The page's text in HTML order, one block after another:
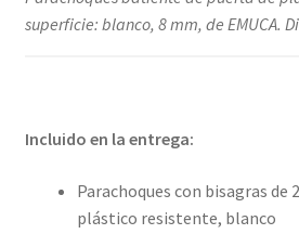
superficie: blanco, 8 mm, de EMUCA.
Incluido en la entrega:
Parachoques con bisagras de
plástico resistente, blanco